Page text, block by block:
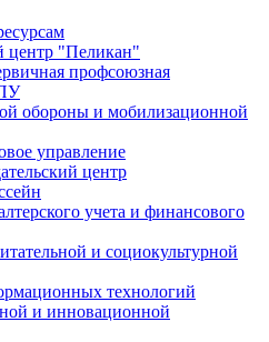
центр "Пеликан"
профсоюзная
обороны и мобилизационной
управление
центр
учета и финансового
и социокультурной
технологий
и инновационной